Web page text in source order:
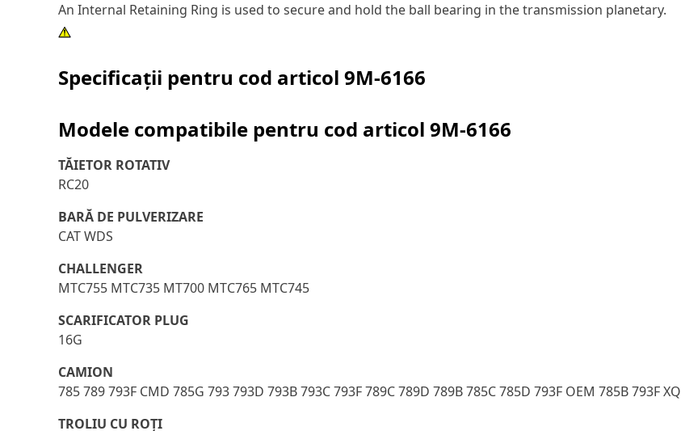
An Internal Retaining Ring is used to secure and hold the ball bearing in the transmission planetary.
Specificații pentru cod articol 9M-6166
Modele compatibile pentru cod articol 9M-6166
TĂIETOR ROTATIV
RC20
BARĂ DE PULVERIZARE
CAT WDS
CHALLENGER
MTC755 MTC735 MT700 MTC765 MTC745
SCARIFICATOR PLUG
16G
CAMION
785 789 793F CMD 785G 793 793D 793B 793C 793F 789C 789D 789B 785C 785D 793F OEM 785B 793F XQ
TROLIU CU ROŢI